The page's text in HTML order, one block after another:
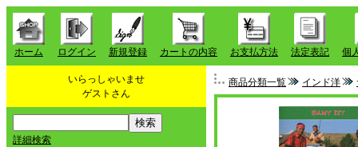
ホーム ログイン 新規登録 カートの内容 お支払方法 法定表記 個
いらっしゃいませ
ゲストさん
詳細検索
商品分類一覧 インド洋